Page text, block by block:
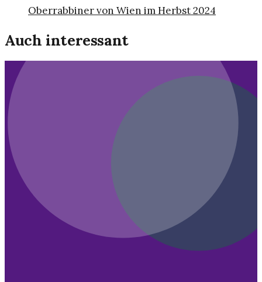
Oberrabbiner von Wien im Herbst 2024
Auch interessant